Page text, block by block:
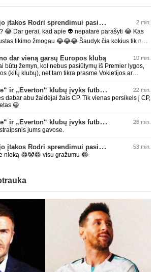
Paaiškėjo, kas turėjo įtakos Rodri sprendimui pasirinkti Barselonos pusę 2 min.
😂 Dar gerai, kad apie 👽 nepatarė parašyti 😂 Kas
likimo žmogau 😂😂😂 Šaudyk čia kokius tik nori
visu gražumu, 🤠 tu 😂😂😂 AI paklausk
gal pagaliau atrasi ir kaip tas pinokis gal žmogumi
avino turbūt sunku bus išsivartyti, kaip patarimai
dar vieną garsų Europos klubą 10 min.
būtų žemyn, kol nebus pasiūlymų iš Premier lygos,
(kitų klubų), net tam tikra prasme Vokietijos ar
teikti, nieko vertingo.
Tarp „Crystal Palace“ ir „Everton“ klubų įvyks futbolininkų mainai 22 min.
dabar abu žaidėjai žais CP. Tik vienas persikels į CP,
😀
Tarp „Crystal Palace“ ir „Everton“ klubų įvyks futbolininkų mainai 26 min.
jums gavose.
Paaiškėjo, kas turėjo įtakos Rodri sprendimui pasirinkti Barselonos pusę 53 min.
nieką 😂🤡😂 visu gražumu 😂